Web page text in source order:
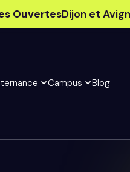
OuvertesDijon et
Campus Blog